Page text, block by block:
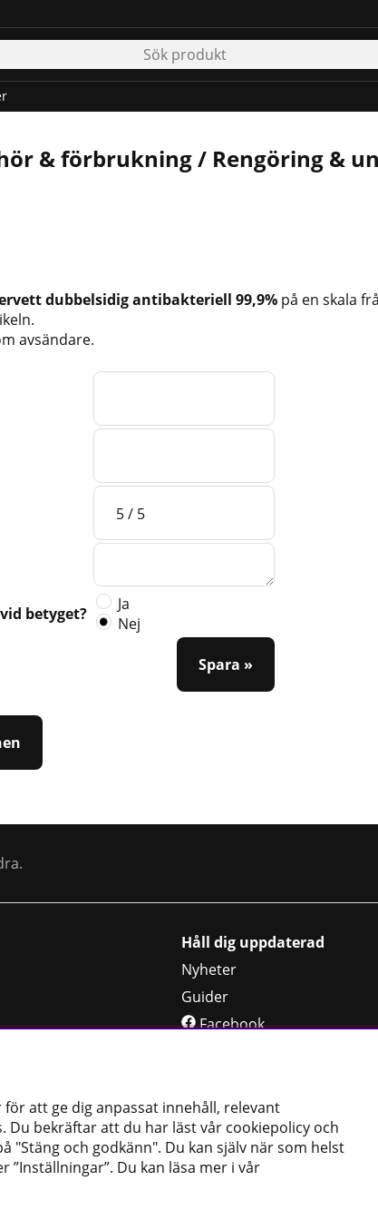
& förbrukning / Rengöring &
dubbelsidig antibakteriell 99,9% på en skala
avsändare.
betyget?
Ja
Nej
Spara »
Håll dig uppdaterad
Nyheter
Guider
Facebook
att ge dig anpassat innehåll, relevant
bekräftar att du har läst vår cookiepolicy och
"Stäng och godkänn". Du kan själv när som helst
Du kan läsa mer i vår